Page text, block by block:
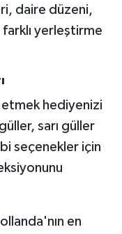
daire düzeni,
yerleştirme
hediyenizi
sarı güller
seçenekler için
en